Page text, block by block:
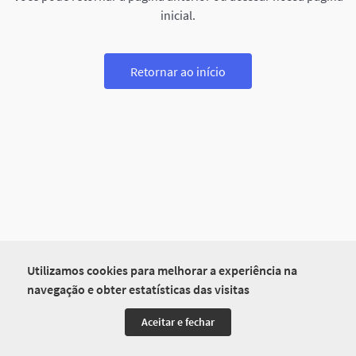
Utilizamos cookies para melhorar a experiência na
navegação e obter estatísticas das visitas
Aceitar e fechar
inicial.
Retornar ao início